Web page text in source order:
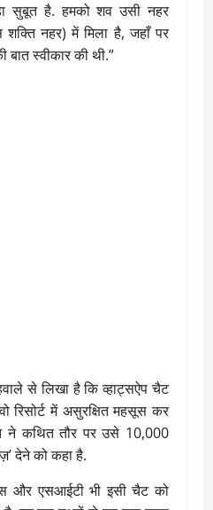
सुबूत है. हमको शव उसी नहर
शक्ति नहर) में मिला है, जहाँ पर
स्वीकार की थी.”
से लिखा है कि व्हाट्सऐप चैट
रिसोर्ट में असुरक्षित महसूस कर
ने कथित तौर पर उसे 10,000
देने को कहा है.
और एसआईटी भी इसी चैट को